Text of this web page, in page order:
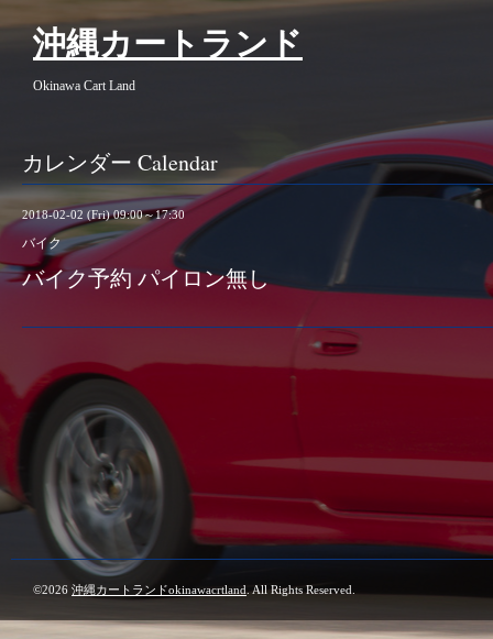
沖縄カートランド
Okinawa Cart Land
カレンダー Calendar
2018-02-02 (Fri) 09:00～17:30
バイク
バイク予約 パイロン無し
©2026 沖縄カートランドokinawacrtland . All Rights Reserved.